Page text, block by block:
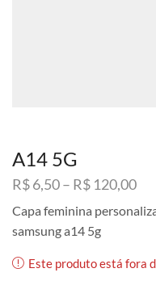
A14 5G
R$6,50– R$ 120,00
Capa feminina
samsung a14 5g
Este produto está fora